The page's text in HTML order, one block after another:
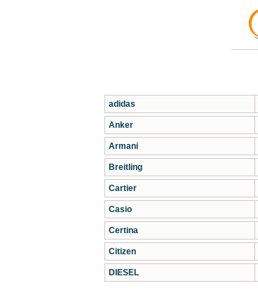
adidas
Anker
Armani
Breitling
Cartier
Casio
Certina
Citizen
DIESEL